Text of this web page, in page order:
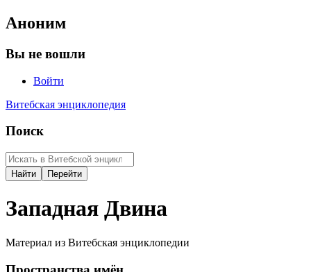
Аноним
Вы не вошли
Войти
Витебская энциклопедия
Поиск
Западная Двина
Материал из Витебская энциклопедии